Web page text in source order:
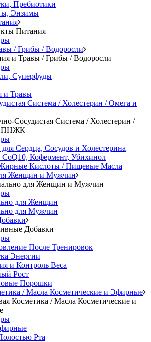
Пребиотики
Энзимы
Питания
/ Грибы / Водоросли
и Травы / Грибы / Водоросли
Суперфуды
и Травы
Система / Холестерин / Омега и
Сосудистая Система / Холестерин /
ПНЖК
Сердца, Сосудов и Холестерина
CoQ10, Кофермент, Убихинол
Кислоты / Пищевые Масла
Женщин и Мужчин
для Женщин и Мужчин
для Женщин
для Мужчин
Добавки
После Тренировок
Энергии
и Контроль Веса
Рост
Порошки
/ Масла Косметические и Эфирные
Косметика / Масла Косметические и
Рта